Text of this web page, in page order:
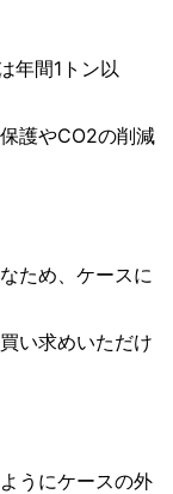
年間1トン以
護やCO2の削減
ため、ケースに
い求めいただけ
うにケースの外